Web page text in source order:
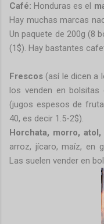
Café:Honduras es el
Hay muchas marcas
Un paquete de 200g (8
(1$). Hay bastantes
Frescos (así le dicen a
los venden en bolsitas
(jugos espesos de
40, es decir 1.5-2$).
Horchata, morro,
arroz, jícaro, maíz, en
Las suelen vender en